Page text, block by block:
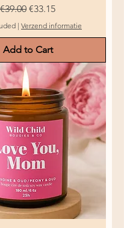
Regular Price
€39.00 Sale Price
€33.15
| Verzend informatie
Add to Cart